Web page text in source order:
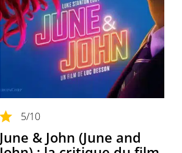
5/10
June & John (June and